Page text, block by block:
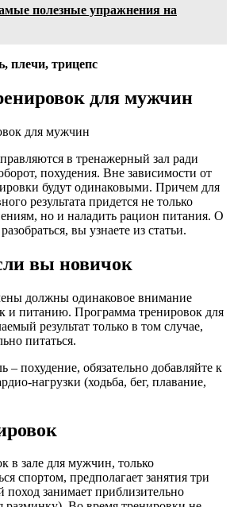
полезные упражнения на
плечи, трицепс
для мужчин
в тренажерный зал ради
похудения. Вне зависимости от
будут одинаковыми. Причем для
результата придется не только
но и наладить рацион питания. О
вы узнаете из статьи.
вы новичок
должны одинаковое внимание
и питанию. Программа тренировок для
результат только в том случае,
питаться.
– похудение, обязательно добавляйте к
нагрузки (ходьба, бег, плавание,
в зале для мужчин, только
спортом, предполагает занятия три
занимает приблизительно